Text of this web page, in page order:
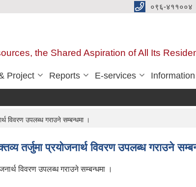
०९६-४११००४
the Shared Aspiration of All Its
Project Reports E-services Information
विवरण उपलब्ध गराउने सम्बन्धमा ।
तर्जुमा प्रयोजनार्थ विवरण उपलब्ध गराउने
विवरण उपलब्ध गराउने सम्बन्धमा ।